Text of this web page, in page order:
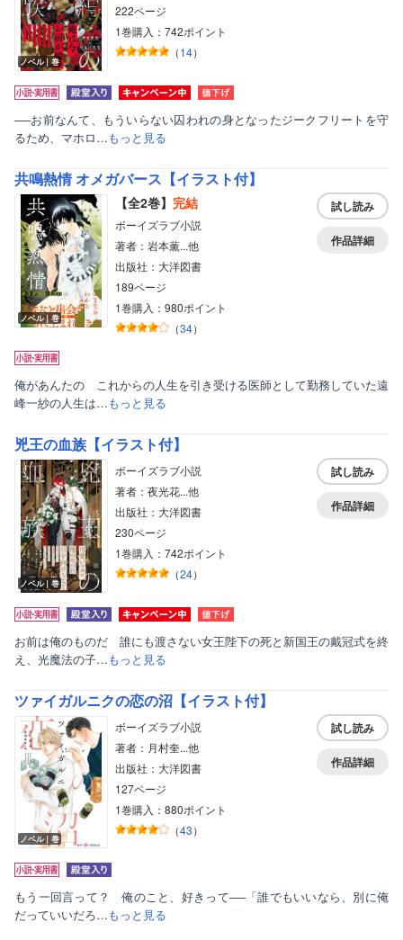
ノベル｜巻
222ページ
1巻購入：742ポイント
（14）
──お前なんて、もういらない囚われの身となったジークフリートを守
るため、マホロ…もっと見る
共鳴熱情 オメガバース【イラスト付】
ノベル｜巻
【全2巻】 完結
ボーイズラブ小説
著者：岩本薫...他
出版社：大洋図書
189ページ
1巻購入：980ポイント
（34）
試し読み
作品詳細
俺があんたの これからの人生を引き受ける医師として勤務していた遠
峰一紗の人生は…もっと見る
兇王の血族【イラスト付】
ノベル｜巻
ボーイズラブ小説
著者：夜光花...他
出版社：大洋図書
230ページ
1巻購入：742ポイント
（24）
試し読み
作品詳細
お前は俺のものだ 誰にも渡さない女王陛下の死と新国王の戴冠式を終
え、光魔法の子…もっと見る
ツァイガルニクの恋の沼【イラスト付】
ノベル｜巻
ボーイズラブ小説
著者：月村奎...他
出版社：大洋図書
127ページ
1巻購入：880ポイント
（43）
試し読み
作品詳細
もう一回言って？ 俺のこと、好きって──「誰でもいいなら、別に俺
だっていいだろ…もっと見る